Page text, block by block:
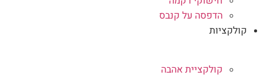
הדפסה על קנבס
קולקציות
קולקציית אהבה